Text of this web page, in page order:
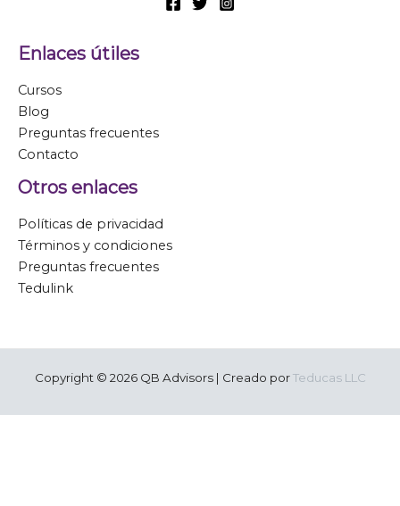
Enlaces útiles
Cursos
Blog
Preguntas frecuentes
Contacto
Otros enlaces
Políticas de privacidad
Términos y condiciones
Preguntas frecuentes
Tedulink
Copyright © 2026 QB Advisors | Creado porTeducas LLC